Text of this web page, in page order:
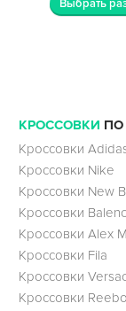
Выбрать
КРОССОВКИ ПО
Кроссовки
Кроссовки Nike
Кроссовки New
Кроссовки
Кроссовки Alex
Кроссовки Fila
Кроссовки
Кроссовки